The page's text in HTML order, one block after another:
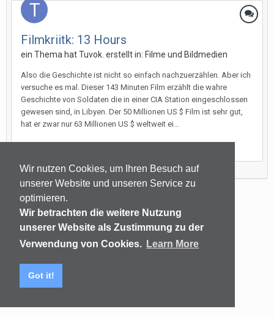
Wir nutzen Cookies, um Ihren Besuch auf
unserer Website und unseren Service zu
optimieren.
Wir betrachten die weitere Nutzung
unserer Website als Zustimmung zu der
Verwendung von Cookies. Learn More
Got it!
Filmkriitk: 13 Hours
ein Thema hatTuvok. erstellt in: Filme und Bildmedien
Also die Geschichte ist nicht so einfach nachzuerzählen. Aber ich
versuche es mal. Dieser 143 Minuten Film erzählt die wahre
Geschichte von Soldaten die in einer CIA Station eingeschlossen
gewesen sind, in Libyen. Der 50 Millionen US $ Film ist sehr gut,
hat er zwar nur 63 Millionen US $ weltweit ei...
Sprachen
(C) audiomap.de
Powered by Invision Community